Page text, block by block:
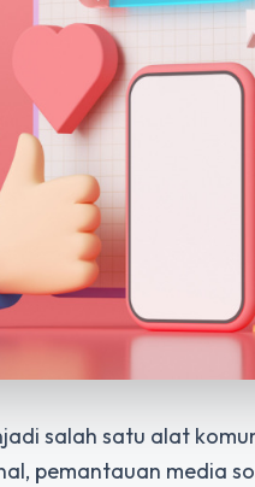
salah satu alat
pemantauan media